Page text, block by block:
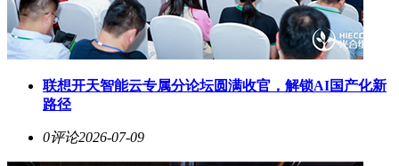
联想开天智能云专属分论坛圆满收官，解锁AI国产化新
路径
0评论2026-07-09